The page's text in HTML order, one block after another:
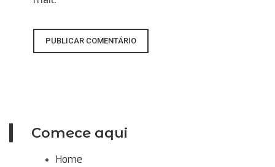
Comece aqui
Home